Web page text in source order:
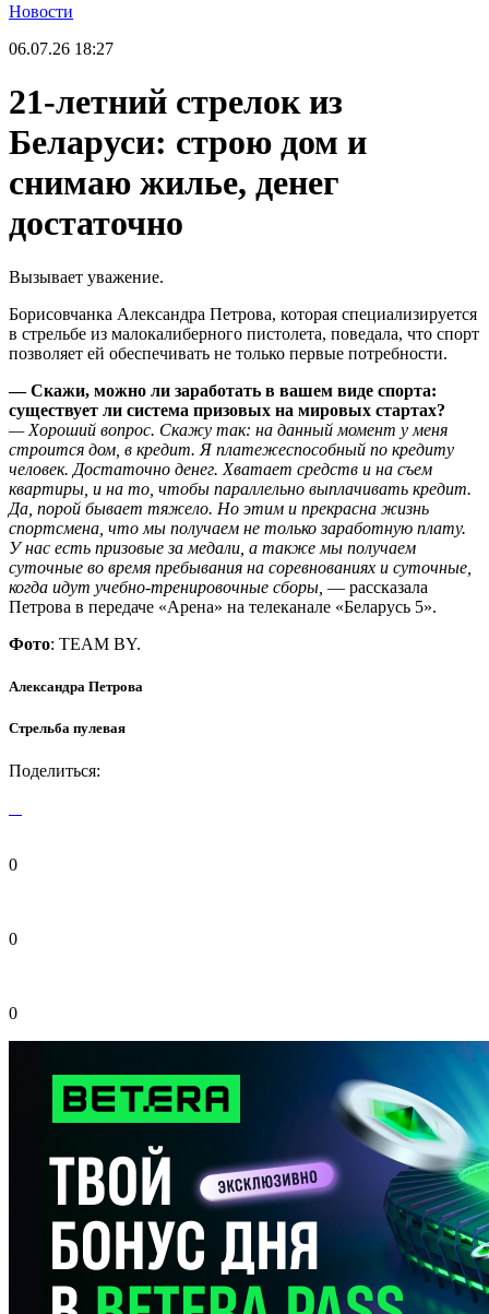
Новости
06.07.26 18:27
21-летний стрелок из
Беларуси: строю дом и
снимаю жилье, денег
достаточно
Вызывает уважение.
Борисовчанка Александра Петрова, которая специализируется
в стрельбе из малокалиберного пистолета, поведала, что спорт
позволяет ей обеспечивать не только первые потребности.
— Скажи, можно ли заработать в вашем виде спорта:
существует ли система призовых на мировых стартах?
— Хороший вопрос. Скажу так: на данный момент у меня
строится дом, в кредит. Я платежеспособный по кредиту
человек. Достаточно денег. Хватает средств и на съем
квартиры, и на то, чтобы параллельно выплачивать кредит.
Да, порой бывает тяжело. Но этим и прекрасна жизнь
спортсмена, что мы получаем не только заработную плату.
У нас есть призовые за медали, а также мы получаем
суточные во время пребывания на соревнованиях и суточные,
когда идут учебно-тренировочные сборы, — рассказала
Петрова в передаче «Арена» на телеканале «Беларусь 5».
Фото: TEAM BY.
Александра Петрова
Стрельба пулевая
Поделиться:
0
0
0